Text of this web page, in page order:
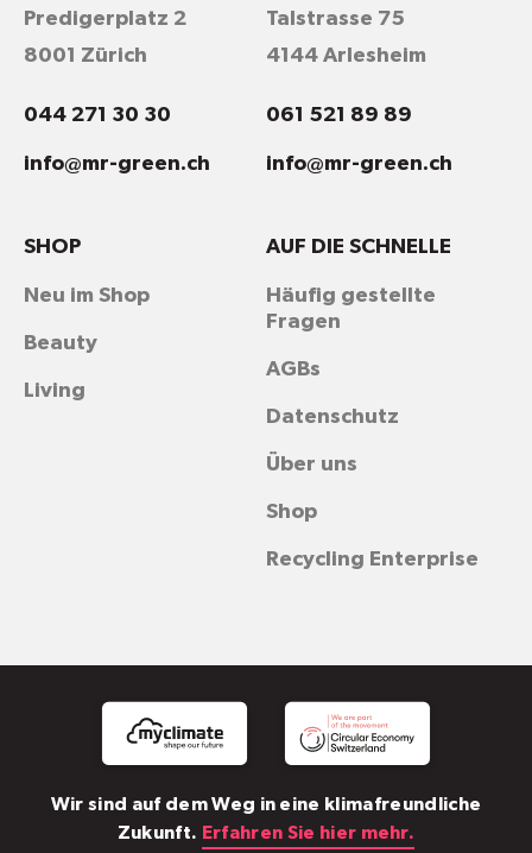
Predigerplatz 2
8001 Zürich
044 271 30 30
info@mr-green.ch
Talstrasse 75
4144 Arlesheim
061 521 89 89
info@mr-green.ch
AUF DIE SCHNELLE
Häufig gestellte
Fragen
AGBs
Datenschutz
Über uns
Shop
Recycling Enterprise
SHOP
Neu im Shop
Beauty
Living
Wir sind auf dem Weg in eine klimafreundliche
Zukunft. Erfahren Sie hier mehr.